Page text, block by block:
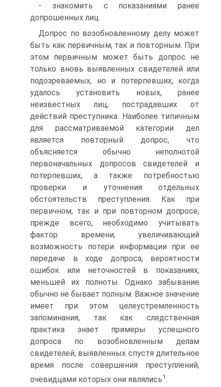
- знакомить с показаниями ранее
допрошенных лиц.
Допрос по возобновленному делу может
быть как первичным, так и повторным. При
этом первичным может быть допрос не
только вновь выявленных свидетелей или
подозреваемых, но и потерпевших, когда
удалось установить новых, ранее
неизвестных лиц, пострадавших от
действий преступника. Наиболее типичным
для рассматриваемой категории дел
является повторный допрос, что
объясняется обычно неполнотой
первоначальных допросов свидетелей и
потерпевших, а также потребностью
проверки и уточнения отдельных
обстоятельств преступления. Как при
первичном, так и при повторном допросе,
прежде всего, необходимо учитывать
фактор времени, увеличивающий
возможность потери информации при ее
передаче в ходе допроса, вероятности
ошибок или неточностей в показаниях,
меньшей их полноты. Однако забывание
обычно не бывает полным. Важное значение
имеет при этом целеустремленность
запоминания, так как следственная
практика знает примеры успешного
допроса по возобновленным делам
свидетелей, выявленных спустя длительное
время после совершения преступлений,
очевидцами которых они являлись1.